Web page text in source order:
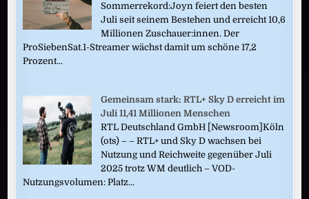
Sommerrekord:Joyn feiert den besten
Juli seit seinem Bestehen und erreicht 10,6
Millionen Zuschauer:innen. Der
ProSiebenSat.1-Streamer wächst damit um schöne 17,2
Prozent...
Gemeinsam stark: RTL+ Sky D erreicht im
Juli 11,41 Millionen Menschen
RTL Deutschland GmbH [Newsroom]Köln
(ots) – – RTL+ und Sky D wachsen bei
Nutzung und Reichweite gegenüber Juli
2025 trotz WM deutlich – VOD-
Nutzungsvolumen: Platz...